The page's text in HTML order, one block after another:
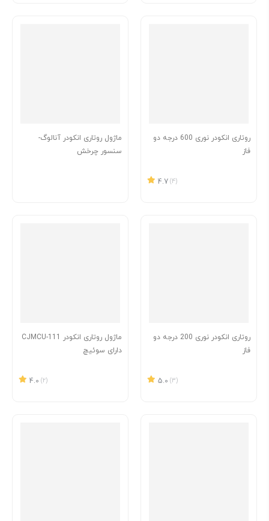
روتاری انکودر نوری 600 درجه دو
فاز
4.7 (4)
ماژول روتاری انکودر آنالوگ-
سنسور چرخش
روتاری انکودر نوری 200 درجه دو
فاز
5.0 (3)
ماژول روتاری انکودر CJMCU-111
دارای سوئیچ
4.0 (2)